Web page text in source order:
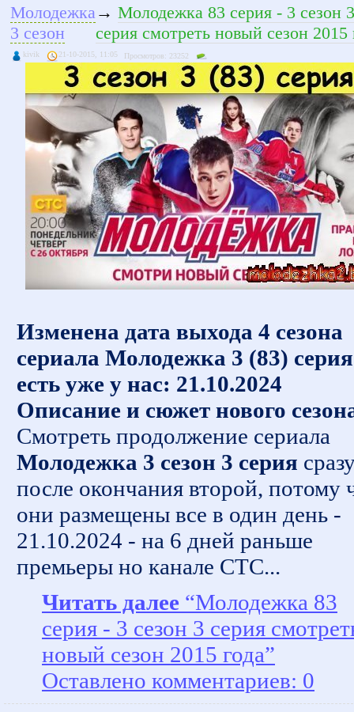
Молодежка
3 сезон
→ Молодежка 83 серия - 3 сезон 3
серия смотреть новый сезон 2015
kivik 21-10-2015, 11:05 Просмотров: 23252
Изменена дата выхода 4 сезона
сериала Молодежка 3 (83) серия
есть уже у нас: 21.10.2024
Описание и сюжет нового
Смотреть продолжение сериала
Молодежка 3 сезон 3 серия
после окончания второй, потому
они размещены все в один день -
21.10.2024 - на 6 дней раньше
премьеры но канале СТС...
Читать далее “Молодежка 83
серия - 3 сезон 3 серия
новый сезон 2015 года”
Оставлено комментариев: 0